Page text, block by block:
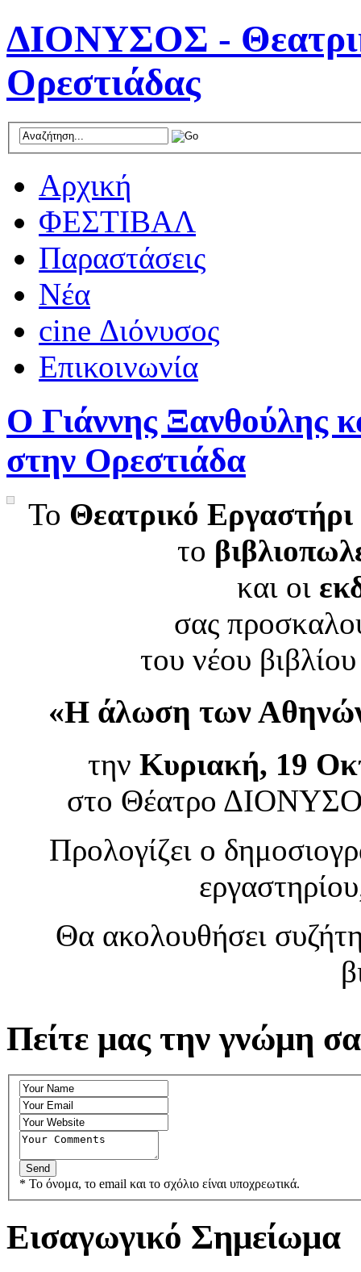
ΔΙΟΝΥΣΟΣ -
Ορεστιάδας
Αρχική
ΦΕΣΤΙΒΑΛ
Παραστάσεις
Νέα
cine Διόνυσος
Επικοινωνία
Ο Γιάννης Ξανθούλης
στην Ορεστιάδα
Το Θεατρικό
το
και οι
σας
του νέου
«Η άλωση των
την Κυριακή, 19
στο Θέατρο
Προλογίζει ο
Θα ακολουθήσει
Πείτε μας την γνώμη
* Το όνομα, το email και το σχόλιο είναι υποχρεωτικά.
Εισαγωγικό Σημείωμα